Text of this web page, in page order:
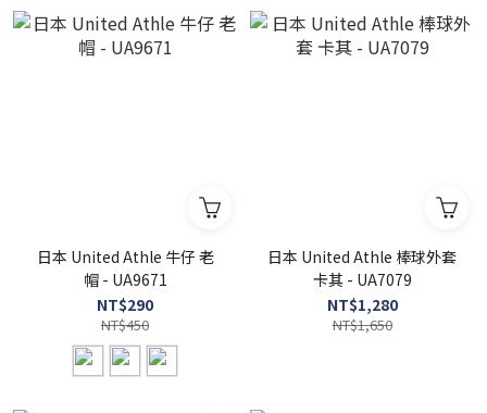
日本 United Athle 牛仔 老
帽 - UA9671
NT$290
NT$450
日本 United Athle 棒球外套
卡其 - UA7079
NT$1,280
NT$1,650